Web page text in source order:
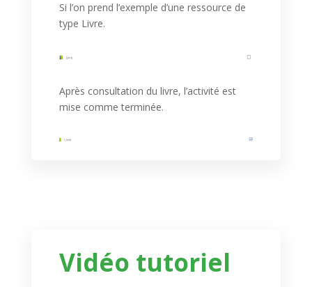
Si l’on prend l’exemple d’une ressource de
type Livre.
Après consultation du livre, l’activité est
mise comme terminée.
Vidéo tutoriel